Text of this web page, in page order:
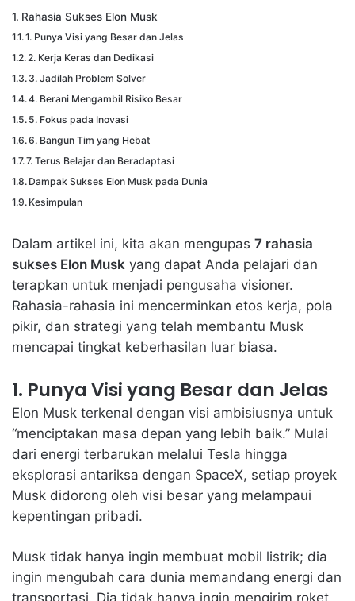
Rahasia Sukses Elon Musk
1. Punya Visi yang Besar dan Jelas
2. Kerja Keras dan Dedikasi
3. Jadilah Problem Solver
4. Berani Mengambil Risiko Besar
5. Fokus pada Inovasi
6. Bangun Tim yang Hebat
7. Terus Belajar dan Beradaptasi
Dampak Sukses Elon Musk pada Dunia
Kesimpulan
Dalam artikel ini, kita akan mengupas 7 rahasia
sukses Elon Musk yang dapat Anda pelajari dan
terapkan untuk menjadi pengusaha visioner.
Rahasia-rahasia ini mencerminkan etos kerja, pola
pikir, dan strategi yang telah membantu Musk
mencapai tingkat keberhasilan luar biasa.
1. Punya Visi yang Besar dan Jelas
Elon Musk terkenal dengan visi ambisiusnya untuk
“menciptakan masa depan yang lebih baik.” Mulai
dari energi terbarukan melalui Tesla hingga
eksplorasi antariksa dengan SpaceX, setiap proyek
Musk didorong oleh visi besar yang melampaui
kepentingan pribadi.
Musk tidak hanya ingin membuat mobil listrik; dia
ingin mengubah cara dunia memandang energi dan